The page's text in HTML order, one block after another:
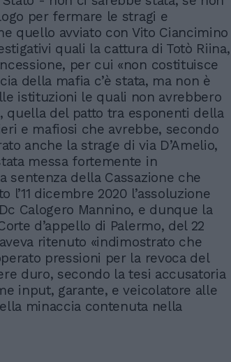
per fermare le stragi e
quello avviato con Vito Ciancimino
quali la cattura di Totò Riina,
per cui «non costituisce
della mafia c’è stata, ma non è
istituzioni le quali non avrebbero
quella del patto tra esponenti della
e mafiosi che avrebbe, secondo
anche la strage di via D’Amelio,
messa fortemente in
sentenza della Cassazione che
l’11 dicembre 2020 l’assoluzione
Calogero Mannino, e dunque la
d’appello di Palermo, del 22
ritenuto «indimostrato che
pressioni per la revoca del
duro, secondo la tesi accusatoria
input, garante, e veicolatore alle
minaccia contenuta nella